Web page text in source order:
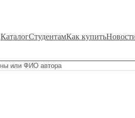
КаталогСтудентамКак купить